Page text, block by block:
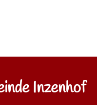
Inzenhof